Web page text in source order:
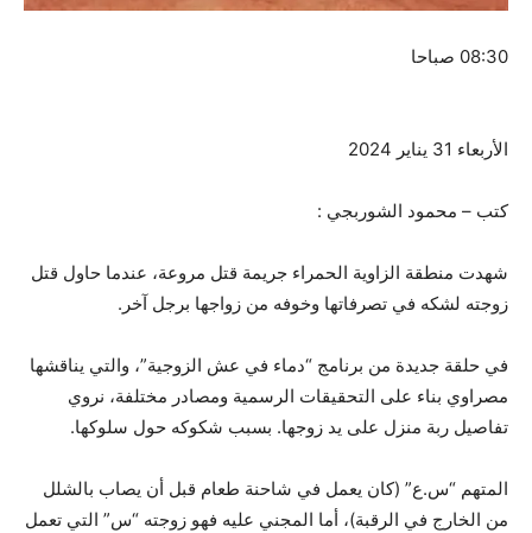
08:30 صباحا
الأربعاء 31 يناير 2024
كتب – محمود الشوربجي :
شهدت منطقة الزاوية الحمراء جريمة قتل مروعة، عندما حاول قتل
زوجته لشكه في تصرفاتها وخوفه من زواجها برجل آخر.
في حلقة جديدة من برنامج “دماء في عش الزوجية”، والتي يناقشها
مصراوي بناء على التحقيقات الرسمية ومصادر مختلفة، نروي
تفاصيل ربة منزل على يد زوجها. بسبب شكوكه حول سلوكها.
المتهم “س.ع” (كان يعمل في شاحنة طعام قبل أن يصاب بالشلل
من الخارج في الرقبة)، أما المجني عليه فهو زوجته “س” التي تعمل